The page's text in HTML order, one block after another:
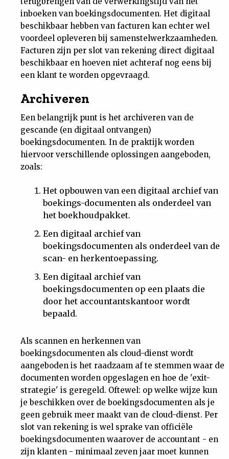
inboeken van boekingsdocumenten. Het digitaal
beschikbaar hebben van facturen kan echter wel
voordeel opleveren bij samenstelwerkzaamheden.
Facturen zijn per slot van rekening direct digitaal
beschikbaar en hoeven niet achteraf nog eens bij
een klant te worden opgevraagd.
Archiveren
Een belangrijk punt is het archiveren van de
gescande (en digitaal ontvangen)
boekingsdocumenten. In de praktijk worden
hiervoor verschillende oplossingen aangeboden,
zoals:
Het opbouwen van een digitaal archief van
boekings-documenten als onderdeel van
het boekhoudpakket.
Een digitaal archief van
boekingsdocumenten als onderdeel van de
scan- en herkentoepassing.
Een digitaal archief van
boekingsdocumenten op een plaats die
door het accountantskantoor wordt
bepaald.
Als scannen en herkennen van
boekingsdocumenten als cloud-dienst wordt
aangeboden is het raadzaam af te stemmen waar de
documenten worden opgeslagen en hoe de 'exit-
strategie' is geregeld. Oftewel: op welke wijze kun
je beschikken over de boekingsdocumenten als je
geen gebruik meer maakt van de cloud-dienst. Per
slot van rekening is wel sprake van officiële
boekingsdocumenten waarover de accountant - en
zijn klanten - minimaal zeven jaar moet kunnen